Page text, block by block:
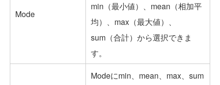
Mode
min（最小値）、mean（相加平
均）、max（最大値）、
sum（合計）から選択できま
す。
Modeにmin、mean、max、sum